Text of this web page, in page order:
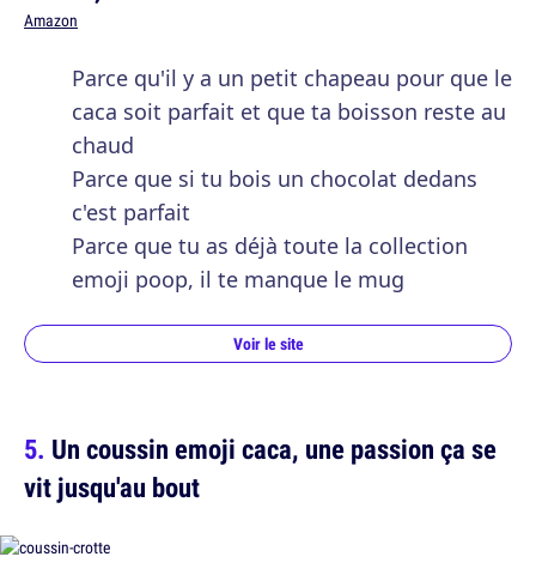
Amazon
Parce qu'il y a un petit chapeau pour que le
caca soit parfait et que ta boisson reste au
chaud
Parce que si tu bois un chocolat dedans
c'est parfait
Parce que tu as déjà toute la collection
emoji poop, il te manque le mug
Voir le site
Un coussin emoji caca, une passion ça se
vit jusqu'au bout